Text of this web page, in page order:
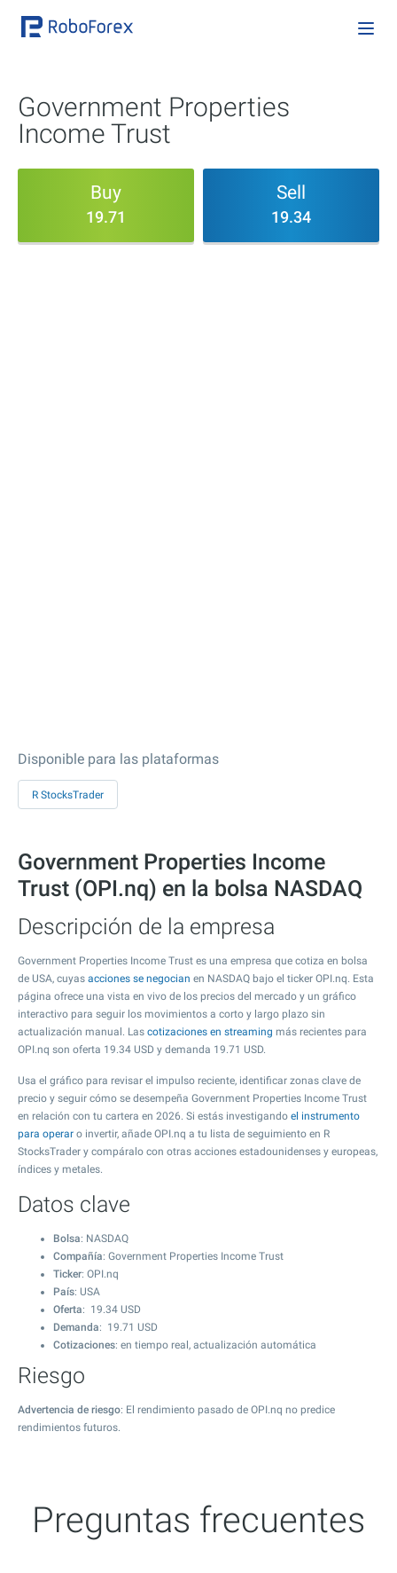
Government Properties
Income Trust
Buy
19.71
Sell
19.34
Disponible para las plataformas
R StocksTrader
Government Properties Income
Trust (OPI.nq) en la bolsa NASDAQ
Descripción de la empresa
Government Properties Income Trust es una empresa que cotiza en bolsa
de USA, cuyas acciones se negocian en NASDAQ bajo el ticker OPI.nq. Esta
página ofrece una vista en vivo de los precios del mercado y un gráfico
interactivo para seguir los movimientos a corto y largo plazo sin
actualización manual. Las cotizaciones en streaming más recientes para
OPI.nq son oferta 19.34 USD y demanda 19.71 USD.
Usa el gráfico para revisar el impulso reciente, identificar zonas clave de
precio y seguir cómo se desempeña Government Properties Income Trust
en relación con tu cartera en 2026. Si estás investigando el instrumento
para operar o invertir, añade OPI.nq a tu lista de seguimiento en R
StocksTrader y compáralo con otras acciones estadounidenses y europeas,
índices y metales.
Datos clave
Bolsa: NASDAQ
Compañía: Government Properties Income Trust
Ticker: OPI.nq
País: USA
Oferta: 19.34 USD
Demanda: 19.71 USD
Cotizaciones: en tiempo real, actualización automática
Riesgo
Advertencia de riesgo: El rendimiento pasado de OPI.nq no predice
rendimientos futuros.
Preguntas frecuentes